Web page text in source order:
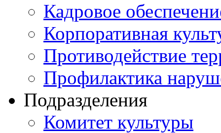
Кадровое
Корпоративная
Противодействие
Профилактика
Подразделения
Комитет культуры